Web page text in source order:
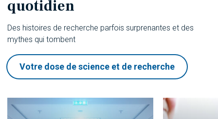
quotidien
Des histoires de recherche parfois surprenantes et des
mythes qui tombent
Votre dose de science et de recherche